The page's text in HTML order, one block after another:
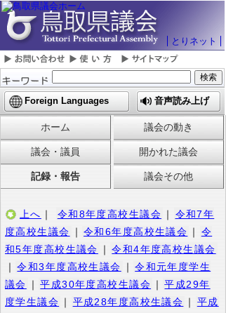
とりネット
Foreign Languages 音声読み上げ
ホーム 議会の動き
議会・議員 開かれた議会
記録・報告 議会その他
上へ ｜ 令和8年度高校生議会 ｜
令和7年
度高校生議会
｜ 令和6年度高校生議会 ｜
令
和5年度高校生議会
｜ 令和4年度高校生議会
｜ 令和3年度高校生議会 ｜ 令和元年度学生
議会
｜ 平成30年度高校生議会 ｜ 平成29年
度学生議会 ｜ 平成28年度高校生議会 ｜
平成